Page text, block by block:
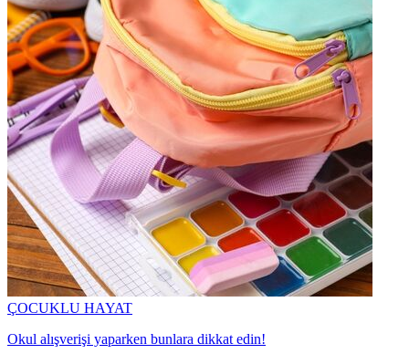
ÇOCUKLU HAYAT
Okul alışverişi yaparken bunlara dikkat edin!